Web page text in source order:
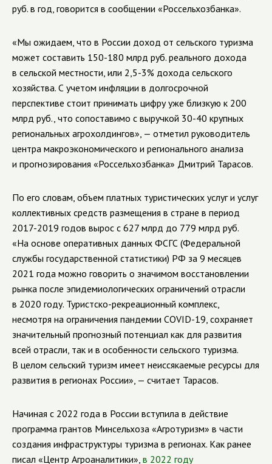
руб. в год, говорится в сообщении «Россельхозбанка».
«Мы ожидаем, что в России доход от сельского туризма
может составить 150-180 млрд руб. реального дохода
в сельской местности, или 2,5-3% дохода сельского
хозяйства. С учетом инфляции в долгосрочной
перспективе стоит принимать цифру уже близкую к 200
млрд руб., что сопоставимо с выручкой 30-40 крупных
региональных агрохолдингов», — отметил руководитель
центра макроэкономического и регионального анализа
и прогнозирования «Россельхозбанка» Дмитрий Тарасов.
По его словам, объем платных туристических услуг и услуг
коллективных средств размещения в стране в период
2017-2019 годов вырос с 627 млрд до 779 млрд руб.
«На основе оперативных данных ФСГС (Федеральной
службы государственной статистики) РФ за 9 месяцев
2021 года можно говорить о значимом восстановлении
рынка после эпидемиологических ограничений отрасли
в 2020 году. Туристско-рекреационный комплекс,
несмотря на ограничения пандемии COVID-19, сохраняет
значительный прогнозный потенциал как для развития
всей отрасли, так и в особенности сельского туризма.
В целом сельский туризм имеет неиссякаемые ресурсы для
развития в регионах России», — считает Тарасов.
Начиная с 2022 года в России вступила в действие
программа грантов Минсельхоза «Агротуризм» в части
создания инфраструктуры туризма в регионах. Как ранее
писал «Центр Агроаналитики», в 2022 году